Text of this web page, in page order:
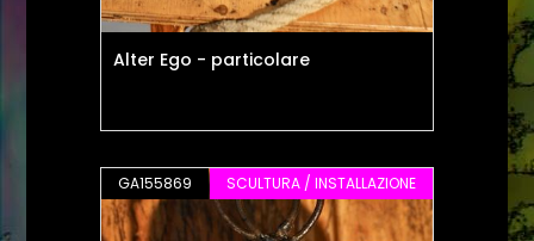
Alter Ego - particolare
GA155869 SCULTURA / INSTALLAZIONE